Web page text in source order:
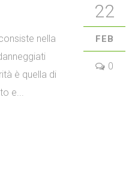
nella
è quella di
e...
22
FEB
0